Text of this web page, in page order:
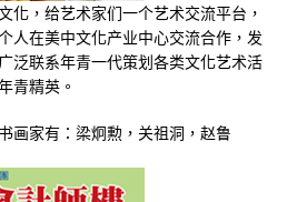
化，给艺术家们一个艺术交流平台，
人在美中文化产业中心交流合作，发
泛联系年青一代策划各类文化艺术活
青精英。
画家有：梁炯勲，关祖洞，赵鲁